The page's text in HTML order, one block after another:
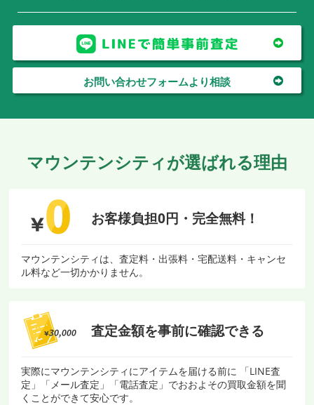
お問い合わせフォームより相談
マウンテンシティが選ばれる理由
お客様負担0円・ 完全無料！
マウンテンシティは、査定料・出張料・宅配送料・キャンセ
ル料など一切かかりません。
査定金額を事前に確認できる
実際にマウンテンシティにアイテムを届ける前に 「LINE査
定」「メール査定」「電話査定」でおおよその買取金額を聞
くことができて安心です。